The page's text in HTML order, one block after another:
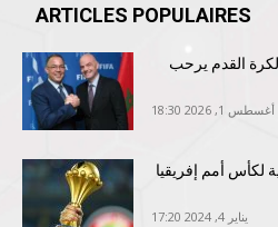
ARTICLES POPULAIRES
لكرة القدم يرحب
أغسطس 1, 2026 18:30
لكأس أمم إفريقيا
يناير 4, 2024 17:20